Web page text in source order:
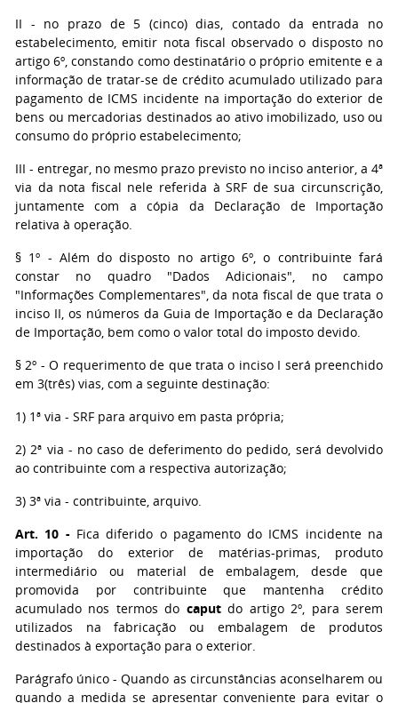
II - no prazo de 5 (cinco) dias, contado da entrada no
estabelecimento, emitir nota fiscal observado o disposto no
artigo 6º, constando como destinatário o próprio emitente e a
informação de tratar-se de crédito acumulado utilizado para
pagamento de ICMS incidente na importação do exterior de
bens ou mercadorias destinados ao ativo imobilizado, uso ou
consumo do próprio estabelecimento;
III - entregar, no mesmo prazo previsto no inciso anterior, a 4ª
via da nota fiscal nele referida à SRF de sua circunscrição,
juntamente com a cópia da Declaração de Importação
relativa à operação.
§ 1º - Além do disposto no artigo 6º, o contribuinte fará
constar no quadro "Dados Adicionais", no campo
"Informações Complementares", da nota fiscal de que trata o
inciso II, os números da Guia de Importação e da Declaração
de Importação, bem como o valor total do imposto devido.
§ 2º - O requerimento de que trata o inciso I será preenchido
em 3(três) vias, com a seguinte destinação:
1) 1ª via - SRF para arquivo em pasta própria;
2) 2ª via - no caso de deferimento do pedido, será devolvido
ao contribuinte com a respectiva autorização;
3) 3ª via - contribuinte, arquivo.
Art. 10 -Fica diferido o pagamento do ICMS incidente na
importação do exterior de matérias-primas, produto
intermediário ou material de embalagem, desde que
promovida por contribuinte que mantenha crédito
acumulado nos termos do caputdo artigo 2º, para serem
utilizados na fabricação ou embalagem de produtos
destinados à exportação para o exterior.
Parágrafo único - Quando as circunstâncias aconselharem ou
quando a medida se apresentar conveniente para evitar o